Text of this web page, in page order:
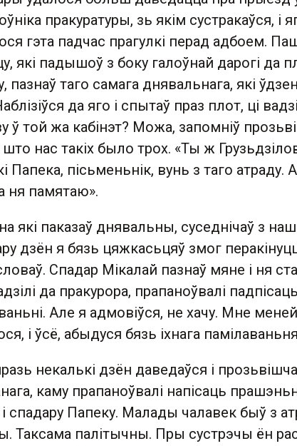
пракуратуры, зь якім сустракаўся, і
гэта падчас прагулкі перад адбоем.
які падышоў з боку галоўнай дарогі да
пазнаў таго самага днявальнага, які
да яго і спытаў праз плот, ці
ў той жа кабінэт? Можа, запомніў
што нас такіх было трох. «Ты ж
Папека, пісьменьнік, вунь з таго атраду.
ня памятаю».
які паказаў днявальны, суседнічаў з
дзён я бязь цяжкасьцяў змог
Спадар Мікалай пазнаў мяне і ня
да пракурора, прапаноўвалі
Але я адмовіўся, не хачу. Мне
і ўсё, абыдуся бязь іхнага
некалькі дзён даведаўся і
каму прапаноўвалі напісаць
спадару Папеку. Малады чалавек быў з
Таксама палітычны. Пры сустрэчы ён